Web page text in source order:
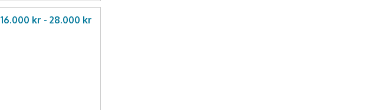
16.000 kr - 28.000 kr